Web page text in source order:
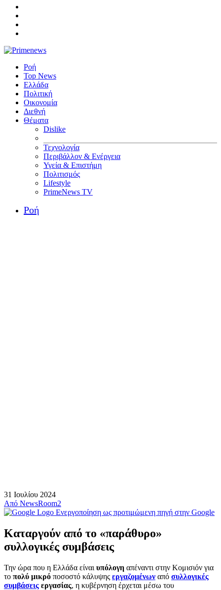
Ροή
Top News
Ελλάδα
Πολιτική
Οικονομία
Διεθνή
Θέματα
Dislike
Τεχνολογία
Περιβάλλον & Ενέργεια
Υγεία & Επιστήμη
Πολιτισμός
Lifestyle
PrimeNews TV
Ροή
31 Ιουλίου 2024
Από NewsRoom2
Ενεργοποίηση ως προτιμώμενη πηγή στην Google
Καταργούν από το «παράθυρο»
συλλογικές συμβάσεις
Την ώρα που η Ελλάδα είναι υπόλογη απέναντι στην Κομισιόν για
το πολύ μικρό ποσοστό κάλυψης εργαζομένων από συλλογικές
συμβάσεις εργασίας, η κυβέρνηση έρχεται μέσω του